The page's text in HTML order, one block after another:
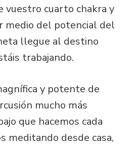
vuestro cuarto chakra y
medio del potencial del
llegue al destino
trabajando.
y potente de
mucho más
que hacemos cada
meditando desde casa,